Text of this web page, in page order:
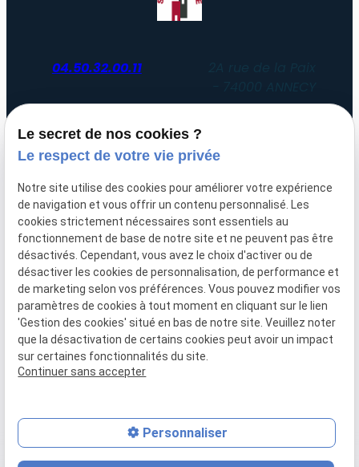
04.50.32.00.11
de 8h30 à 12h30 et de 14h00 à 19h00
Uniquement sur rendez-vous
SIRET :51052612200047
Plan du
site
Mentions
légales
Politique de
confidentialité
Le secret de nos cookies ?
Le respect de votre vie privée
Notre site utilise des cookies pour améliorer votre expérience
de navigation et vous offrir un contenu personnalisé. Les
cookies strictement nécessaires sont essentiels au
fonctionnement de base de notre site et ne peuvent pas être
désactivés. Cependant, vous avez le choix d'activer ou de
désactiver les cookies de personnalisation, de performance et
de marketing selon vos préférences. Vous pouvez modifier vos
paramètres de cookies à tout moment en cliquant sur le lien
'Gestion des cookies' situé en bas de notre site. Veuillez noter
que la désactivation de certains cookies peut avoir un impact
sur certaines fonctionnalités du site.
Continuer sans accepter
Personnaliser